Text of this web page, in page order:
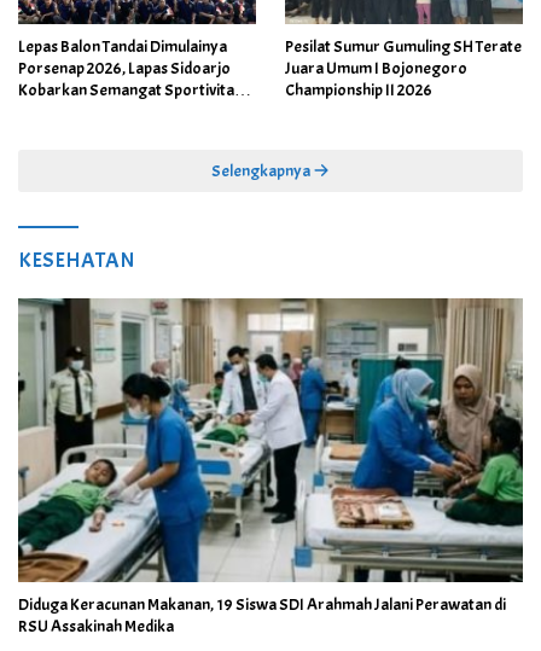
Lepas Balon Tandai Dimulainya
Porsenap 2026, Lapas Sidoarjo
Kobarkan Semangat Sportivitas
Pesilat Sumur Gumuling SH Terate
Juara Umum I Bojonegoro
Championship II 2026
Selengkapnya
KESEHATAN
Diduga Keracunan Makanan, 19 Siswa SDI Arahmah Jalani Perawatan di
RSU Assakinah Medika